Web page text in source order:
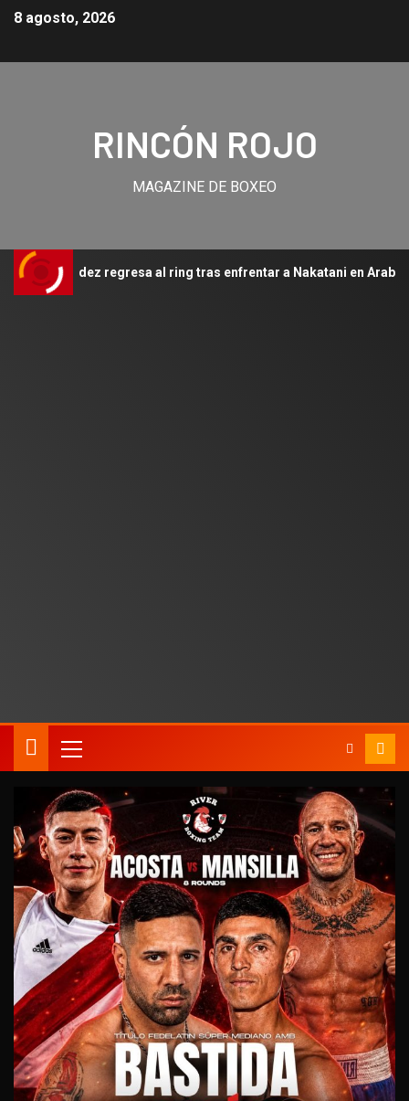
8 agosto, 2026
RINCÓN ROJO
MAGAZINE DE BOXEO
regresa al ring tras enfrentar a Nakatani en Arabia